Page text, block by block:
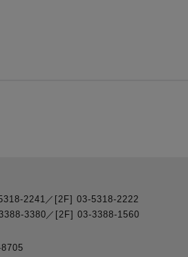
2241／[2F] 03-5318-2222
3380／[2F] 03-3388-1560